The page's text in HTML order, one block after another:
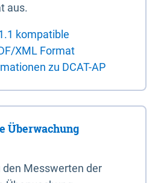
aus.
kompatible
XML Format
zu DCAT-AP
Überwachung
Messwerten der